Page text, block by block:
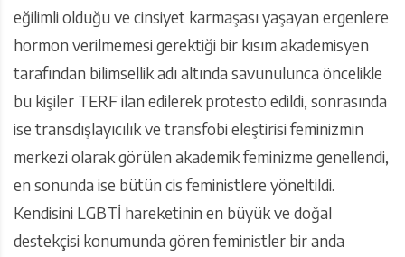
eğilimli olduğu ve cinsiyet karmaşası yaşayan ergenlere
hormon verilmemesi gerektiği bir kısım akademisyen
tarafından bilimsellik adı altında savunulunca öncelikle
bu kişiler TERF ilan edilerek protesto edildi, sonrasında
ise transdışlayıcılık ve transfobi eleştirisi feminizmin
merkezi olarak görülen akademik feminizme genellendi,
en sonunda ise bütün cis feministlere yöneltildi.
Kendisini LGBTİ hareketinin en büyük ve doğal
destekçisi konumunda gören feministler bir anda